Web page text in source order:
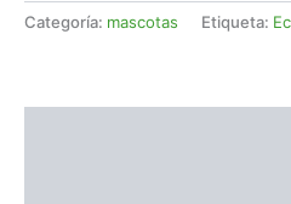
Categoría: mascotas Etiqueta: